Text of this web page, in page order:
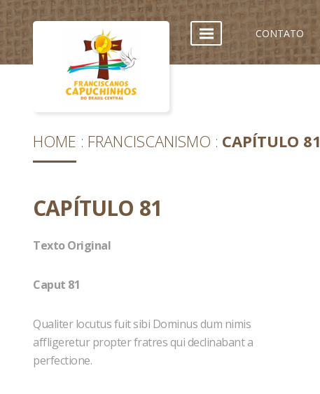
CONTATO
HOME FRANCISCANISMO CAPÍTULO 81
CAPÍTULO 81
Texto Original
Caput 81
Qualiter locutus fuit sibi Dominus dum nimis
affligeretur propter fratres qui declinabant a
perfectione.